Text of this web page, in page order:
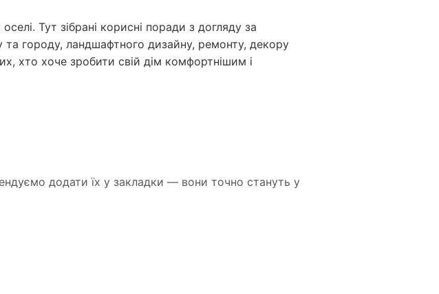
Тут зібрані корисні поради з догляду за
городу, ландшафтного дизайну, ремонту, декору
хто хоче зробити свій дім комфортнішим і
додати їх у закладки — вони точно стануть у